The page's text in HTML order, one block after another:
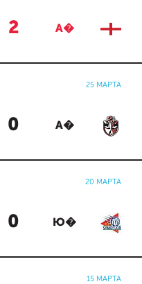
2 А�
25 МАРТА
0 А�
20 МАРТА
0 Ю�
15 МАРТА